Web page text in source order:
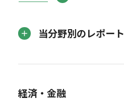
当分野別のレポート
経済・金融